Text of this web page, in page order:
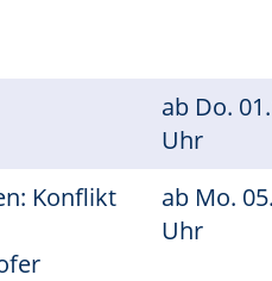
ab Do.
Uhr
Konflikt
ab Mo.
Uhr